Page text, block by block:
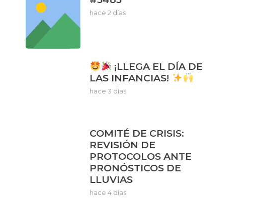
hace 2 días
¡LLEGA EL DÍA DE
LAS INFANCIAS!
hace 3 días
COMITÉ DE CRISIS:
REVISIÓN DE
PROTOCOLOS ANTE
PRONÓSTICOS DE
LLUVIAS
hace 4 días